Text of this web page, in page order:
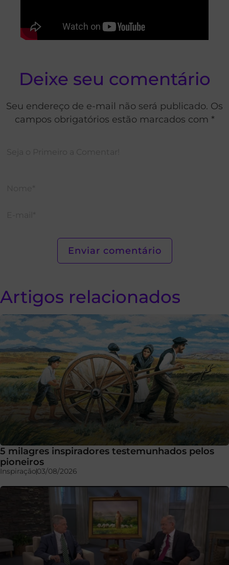
Deixe seu comentário
Seu endereço de e-mail não será publicado. Os
campos obrigatórios estão marcados com *
Artigos relacionados
5 milagres inspiradores testemunhados pelos
pioneiros
Inspiração03/08/2026